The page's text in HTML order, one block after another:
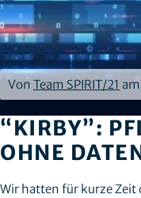
Von Team SPIRIT/21
“KIRBY”:
OHNE
Wir hatten für kurze